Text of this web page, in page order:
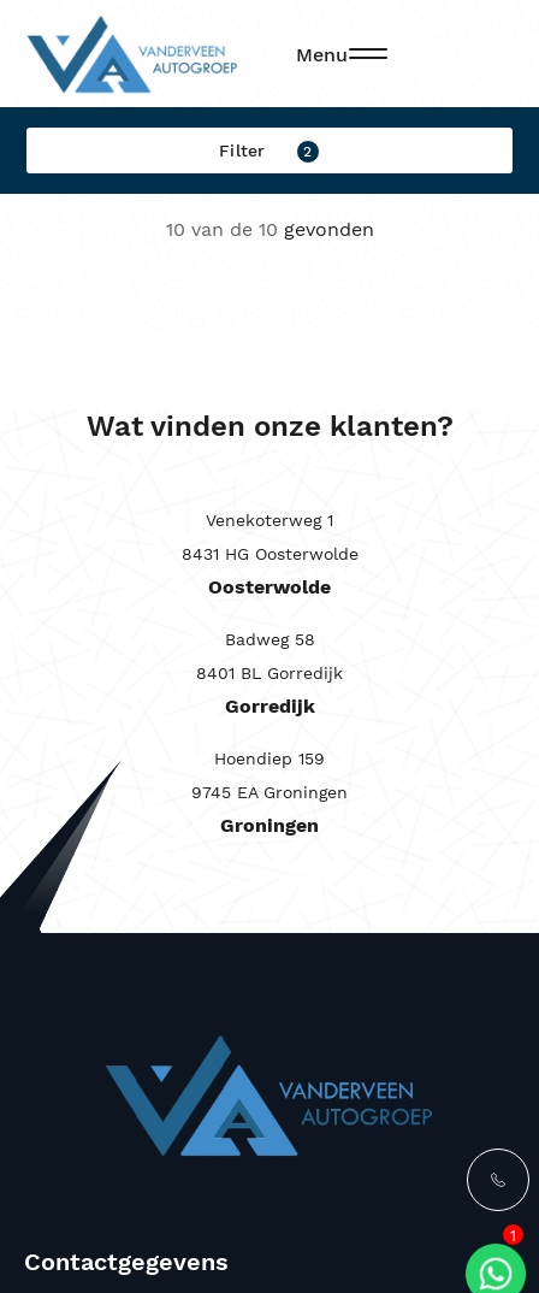
Menu
1
Filter 2
Filters
Filter op:
Merk
Model
Carrosserie
Maandprijs tot
-
Kilometerstand
-
10 van de 10 gevonden
Wat vinden onze klanten?
Venekoterweg 1
8431 HG Oosterwolde
Oosterwolde
Badweg 58
8401 BL Gorredijk
Gorredijk
Hoendiep 159
9745 EA Groningen
Groningen
Contactgegevens